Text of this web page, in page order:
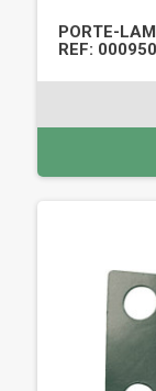
PORTE-
REF: